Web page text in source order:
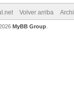
Volver arriba
MyBB Group